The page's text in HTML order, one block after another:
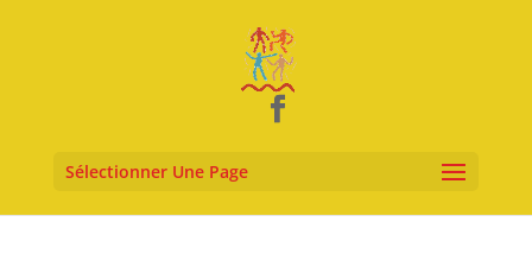
Sélectionner Une Page